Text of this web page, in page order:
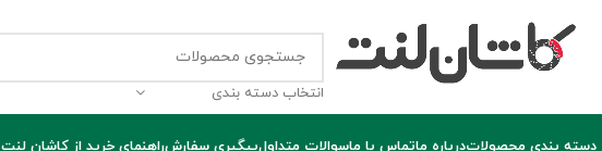
انتخاب دسته بندی
دسته بندی محصولاتدرباره ماتماس با ماسوالات متداولپیگیری سفارشراهنمای خرید از کاشان لنت